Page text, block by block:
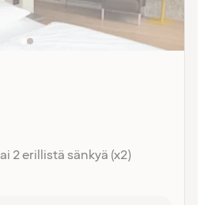
2 erillistä sänkyä (x2)